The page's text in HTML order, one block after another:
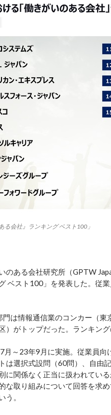
る会社』ランキング ベスト100」
のある会社研究所（GPTW
ベスト100」を発表した。従
は情報通信業のコンカー（東
）がトップだった。ランキング
～23年9月に実施。従業員向
は選択式設問（60問）、自由
に関係なく正当に扱われてい
な取り組みについて回答を求
う。